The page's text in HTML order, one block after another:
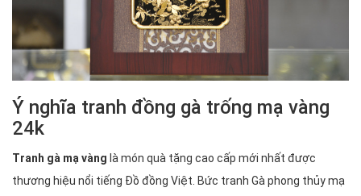
Ý nghĩa tranh đồng gà trống mạ vàng
24k
Tranh gà mạ vàng là món quà tặng cao cấp mới nhất được
thương hiệu nổi tiếng Đồ đồng Việt. Bức tranh Gà phong thủy mạ